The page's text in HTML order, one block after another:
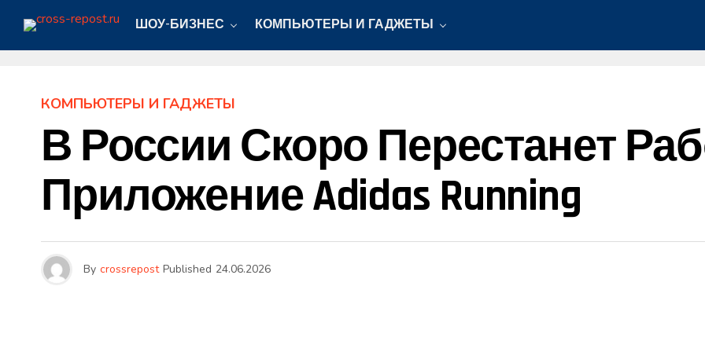
ШОУ-БИЗНЕС КОМПЬЮТЕРЫ И ГАДЖЕТЫ
КОМПЬЮТЕРЫ И ГАДЖЕТЫ
В России Скоро Перестанет
Приложение Adidas Running
By crossrepost Published 24.06.2026